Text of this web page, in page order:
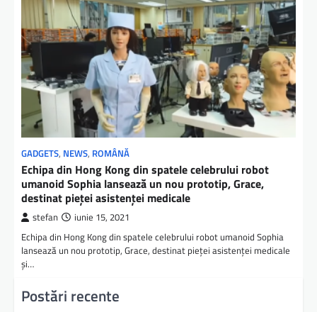
GADGETS, NEWS, ROMÂNĂ
Echipa din Hong Kong din spatele celebrului robot
umanoid Sophia lansează un nou prototip, Grace,
destinat pieţei asistenţei medicale
stefan iunie 15, 2021
Echipa din Hong Kong din spatele celebrului robot umanoid Sophia
lansează un nou prototip, Grace, destinat pieţei asistenţei medicale
şi…
Postări recente